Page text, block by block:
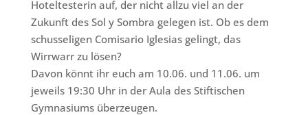
Hoteltesterin auf, der nicht allzu viel an der
Zukunft des Sol y Sombra gelegen ist. Ob es dem
schusseligen Comisario Iglesias gelingt, das
Wirrwarr zu lösen?
Davon könnt ihr euch am 10.06. und 11.06. um
jeweils 19:30 Uhr in der Aula des Stiftischen
Gymnasiums überzeugen.